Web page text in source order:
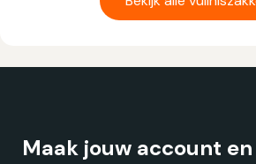
Deze
worden
Maak jouw account